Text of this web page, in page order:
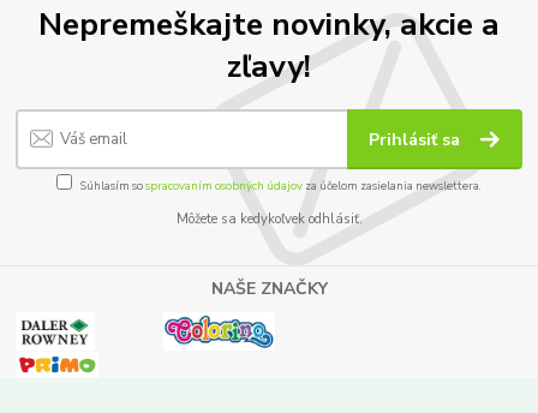
Nepremeškajte novinky, akcie a
zľavy!
Prihlásiť sa
Súhlasím sospracovaním osobných údajov za účelom zasielania newslettera.
Môžete sa kedykoľvek odhlásiť.
NAŠE ZNAČKY